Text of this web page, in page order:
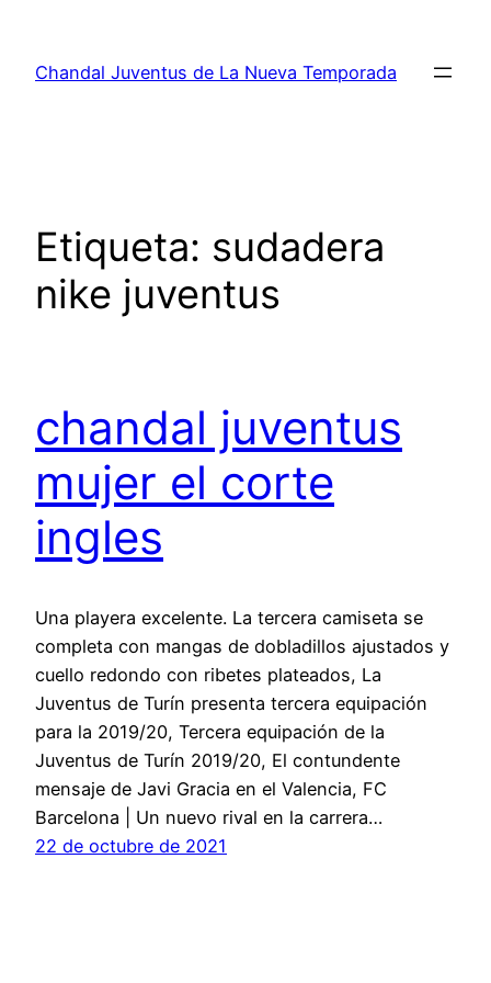
contenido
Chandal Juventus de La Nueva Temporada
Etiqueta: sudadera
nike juventus
chandal juventus
mujer el corte
ingles
Una playera excelente. La tercera camiseta se
completa con mangas de dobladillos ajustados y
cuello redondo con ribetes plateados, La
Juventus de Turín presenta tercera equipación
para la 2019/20, Tercera equipación de la
Juventus de Turín 2019/20, El contundente
mensaje de Javi Gracia en el Valencia, FC
Barcelona | Un nuevo rival en la carrera…
22 de octubre de 2021